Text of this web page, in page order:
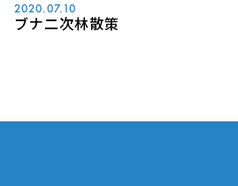
2020.07.10
ブナ二次林散策